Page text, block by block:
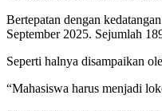
Bertepatan dengan
September 2025. Sejumlah
Seperti halnya disampaikan
“Mahasiswa harus menjadi